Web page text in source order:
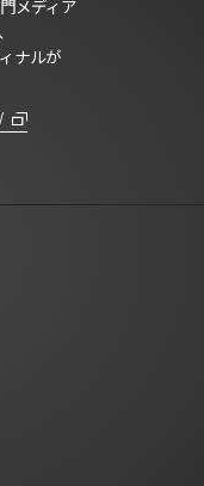
メディア
ナルが